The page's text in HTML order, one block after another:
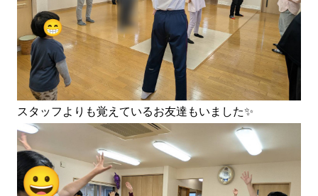
スタッフよりも覚えているお友達もいました✨